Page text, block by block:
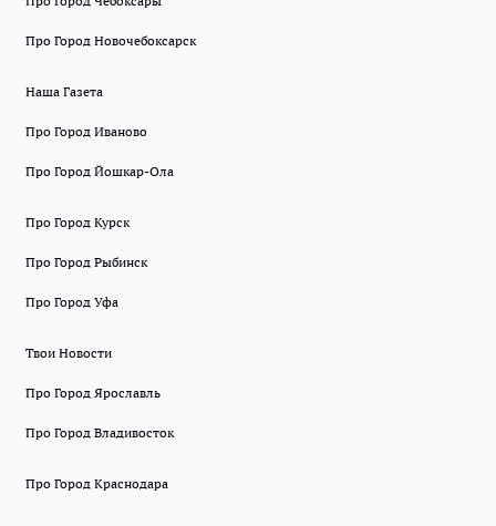
Про Город Новочебоксарск
Наша Газета
Про Город Иваново
Про Город Йошкар-Ола
Про Город Курск
Про Город Рыбинск
Про Город Уфа
Твои Новости
Про Город Ярославль
Про Город Владивосток
Про Город Краснодара